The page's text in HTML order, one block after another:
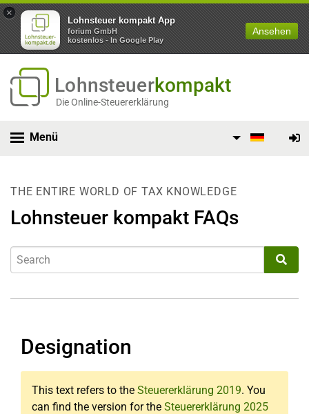
×
Lohnsteuer kompakt App
forium GmbH
kostenlos - In Google Play
Ansehen
Lohnsteuerkompakt
Die Online-Steuererklärung
Menü
THE ENTIRE WORLD OF TAX KNOWLEDGE
Lohnsteuer kompakt FAQs
Designation
This text refers to the Steuererklärung 2019. You
can find the version for the Steuererklärung 2025